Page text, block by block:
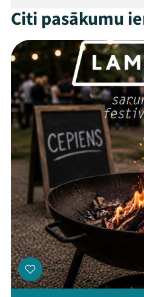
ThreadsFacebook X
Citi pasākumu